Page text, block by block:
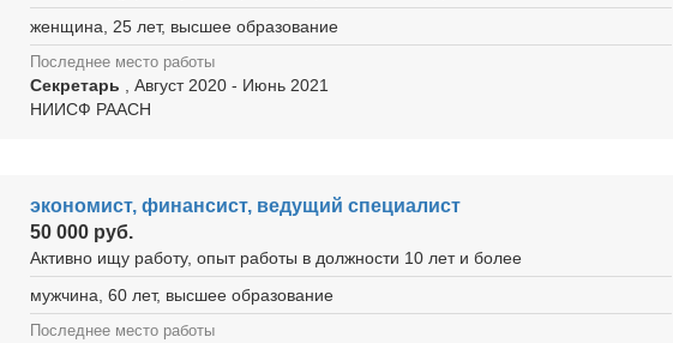
женщина, 25 лет, высшее образование
Последнее место работы
Секретарь
, Август 2020 - Июнь 2021
НИИСФ РААСН
экономист, финансист, ведущий специалист
50 000 руб.
Активно ищу работу, опыт работы в должности 10 лет и более
мужчина, 60 лет, высшее образование
Последнее место работы